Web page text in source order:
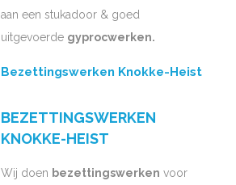
aan een stukadoor & goed
uitgevoerde gyprocwerken.
Bezettingswerken Knokke-Heist
BEZETTINGSWERKEN
KNOKKE-HEIST
Wij doen bezettingswerken voor